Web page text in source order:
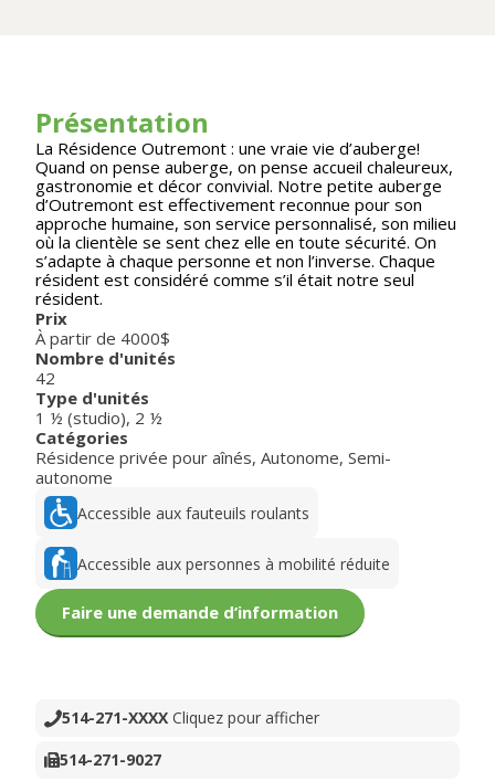
Présentation
La Résidence Outremont : une vraie vie d’auberge!
Quand on pense auberge, on pense accueil chaleureux,
gastronomie et décor convivial. Notre petite auberge
d’Outremont est effectivement reconnue pour son
approche humaine, son service personnalisé, son milieu
où la clientèle se sent chez elle en toute sécurité. On
s’adapte à chaque personne et non l’inverse. Chaque
résident est considéré comme s’il était notre seul
résident.
Prix
À partir de 4000$
Nombre d'unités
42
Type d'unités
1 ½ (studio), 2 ½
Catégories
Résidence privée pour aînés, Autonome, Semi-
autonome
Accessible aux fauteuils roulants
Accessible aux personnes à mobilité réduite
Faire une demande d’information
514-271-XXXX Cliquez pour afficher
514-271-9027